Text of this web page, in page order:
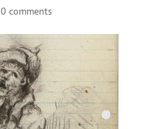
0 comments